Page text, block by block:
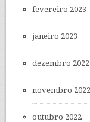
fevereiro 2023
janeiro 2023
dezembro 2022
novembro 2022
outubro 2022